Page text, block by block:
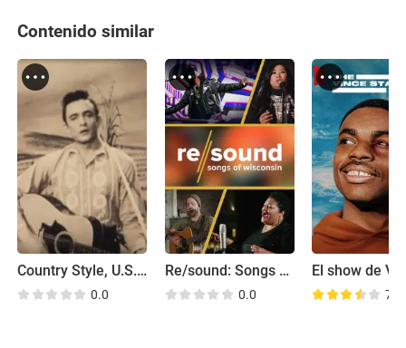
Contenido similar
Country Style, U.S.A.
0.0
Re/sound: Songs of Wisconsin
0.0 7.7